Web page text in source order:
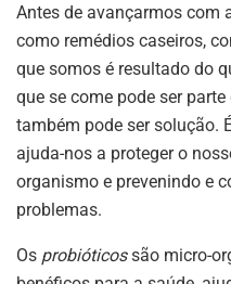
Antes de avançarmos com
como remédios caseiros,
que somos é resultado do
que se come pode ser
também pode ser solução.
ajuda-nos a proteger o
organismo e prevenindo e
problemas.
Os probióticossão micro-